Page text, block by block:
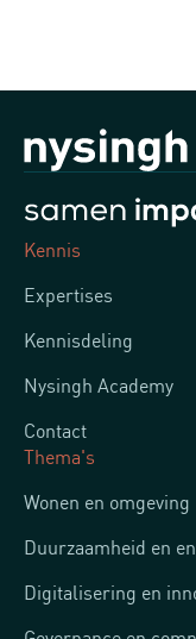
Kennis
Expertises
Kennisdeling
Nysingh Academy
Contact
Thema's
Wonen en omgeving
Duurzaamheid en
Digitalisering en